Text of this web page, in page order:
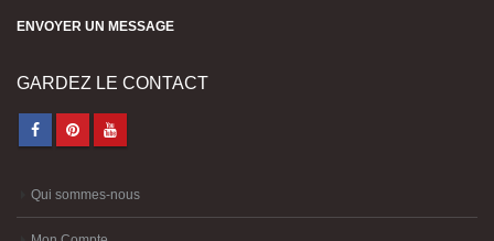
ENVOYER UN MESSAGE
GARDEZ LE CONTACT
Qui sommes-nous